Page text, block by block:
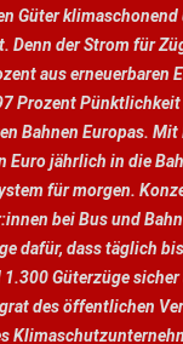
Güter
Denn der Strom für
aus erneuerbaren
Prozent
Bahnen Europas.
Euro jährlich in die
für morgen.
bei Bus und
dafür, dass täglich
Güterzüge
des öffentlichen